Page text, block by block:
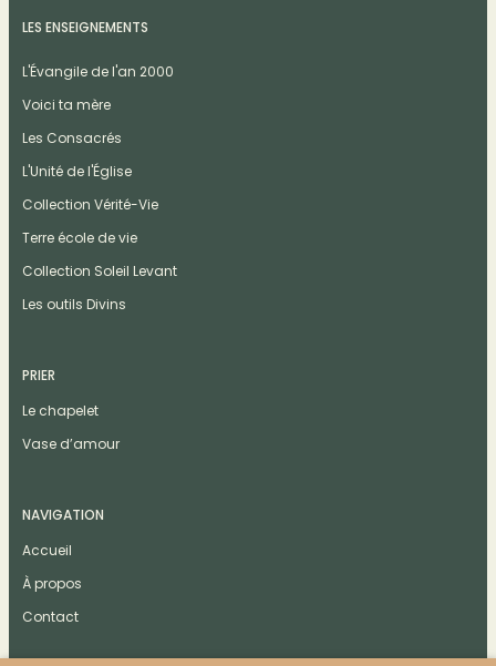
LES ENSEIGNEMENTS
L'Évangile de l'an 2000
Voici ta mère
Les Consacrés
L'Unité de l'Église
Collection Vérité-Vie
Terre école de vie
Collection Soleil Levant
Les outils Divins
PRIER
Le chapelet
Vase d’amour
NAVIGATION
Accueil
À propos
Contact